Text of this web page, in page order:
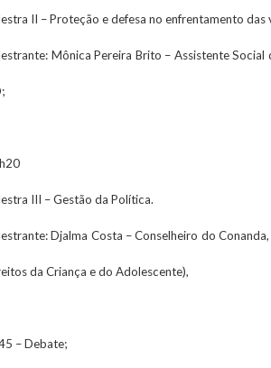
II – Proteção e defesa no enfrentamento
Mônica Pereira Brito – Assistente
III – Gestão da Política.
Djalma Costa – Conselheiro do
da Criança e do Adolescente),
– Debate;